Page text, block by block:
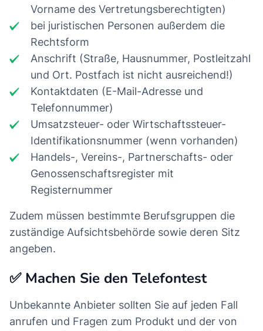
Vorname des Vertretungsberechtigten)
bei juristischen Personen außerdem die
Rechtsform
Anschrift (Straße, Hausnummer, Postleitzahl
und Ort. Postfach ist nicht ausreichend!)
Kontaktdaten (E-Mail-Adresse und
Telefonnummer)
Umsatzsteuer- oder Wirtschaftssteuer-
Identifikationsnummer (wenn vorhanden)
Handels-, Vereins-, Partnerschafts- oder
Genossenschaftsregister mit
Registernummer
Zudem müssen bestimmte Berufsgruppen die
zuständige Aufsichtsbehörde sowie deren Sitz
angeben.
✅ Machen Sie den Telefontest
Unbekannte Anbieter sollten Sie auf jeden Fall
anrufen und Fragen zum Produkt und der von